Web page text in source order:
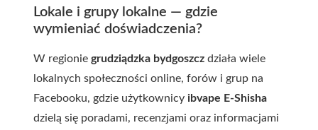
Lokale i grupy lokalne — gdzie
wymieniać doświadczenia?
W regionie grudziądzka bydgoszcz działa wiele
lokalnych społeczności online, forów i grup na
Facebooku, gdzie użytkownicy ibvape E-Shisha
dzielą się poradami, recenzjami oraz informacjami